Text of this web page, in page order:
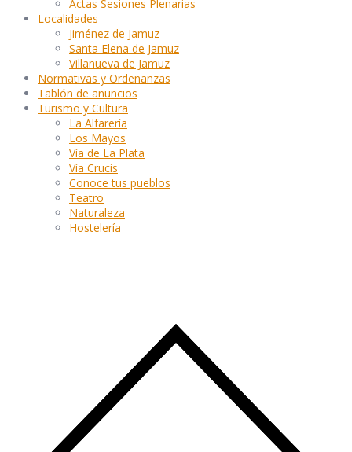
Actas Sesiones Plenarias
Localidades
Jiménez de Jamuz
Santa Elena de Jamuz
Villanueva de Jamuz
Normativas y Ordenanzas
Tablón de anuncios
Turismo y Cultura
La Alfarería
Los Mayos
Vía de La Plata
Vía Crucis
Conoce tus pueblos
Teatro
Naturaleza
Hostelería